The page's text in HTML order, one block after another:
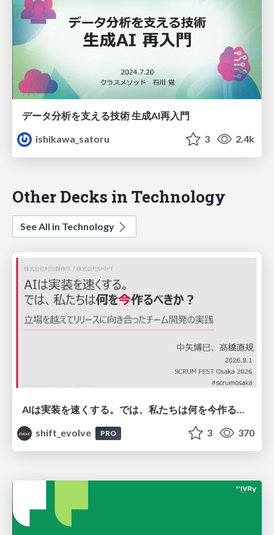
データ分析を支える技術 生成AI再入門
ishikawa_satoru
3 2.4k
Other Decks in Technology
See All in Technology
shift_evolve
PRO 3 370